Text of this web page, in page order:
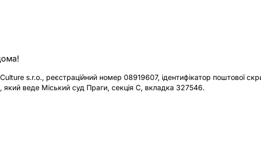
s.r.o., реєстраційний номер 08919607, ідентифікатор поштової
веде Міський суд Праги, секція C, вкладка 327546.